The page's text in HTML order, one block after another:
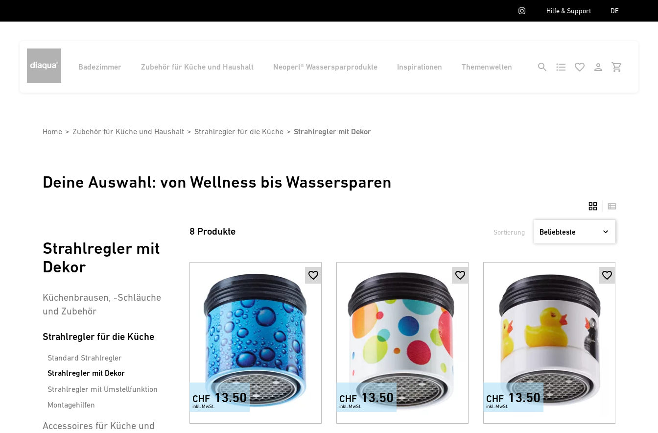
Hilfe & Support DE
Badezimmer Zubehör für Küche und Haushalt Neoperl® Wassersparprodukte Inspirationen Themenwelten
Home Zubehör für Küche und Haushalt Strahlregler für die Küche Strahlregler mit Dekor
Deine Auswahl: von Wellness bis Wassersparen
Strahlregler mit
Dekor
Küchenbrausen, -Schläuche
und Zubehör
Strahlregler für die Küche
Standard Strahlregler
Strahlregler mit Dekor
Strahlregler mit Umstellfunktion
Montagehilfen
Accessoires für Küche und
8 Produkte Sortierung
CHF 13.50
inkl. MwSt.
CHF 13.50
inkl. MwSt.
CHF 13.50
inkl. MwSt.